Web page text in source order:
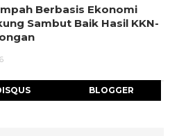
Berbasis Ekonomi
Sambut Baik Hasil KKN-
BLOGGER